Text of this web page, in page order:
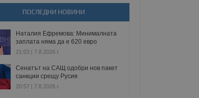
ПОСЛЕДНИ НОВИНИ
Наталия Ефремова: Минималната
заплата няма да е 620 евро
21:03 | 7.8.2026 г.
Сенатът на САЩ одобри нов пакет
санкции срещу Русия
20:57 | 7.8.2026 г.